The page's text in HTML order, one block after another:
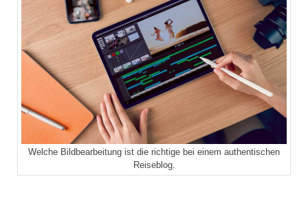
Welche Bildbearbeitung ist die richtige bei einem authentischen
Reiseblog.